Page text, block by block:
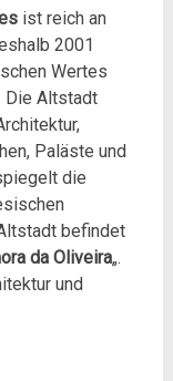
ist reich an
2001
Wertes
Die Altstadt
Paläste und
die
befindet
da Oliveira„.
und